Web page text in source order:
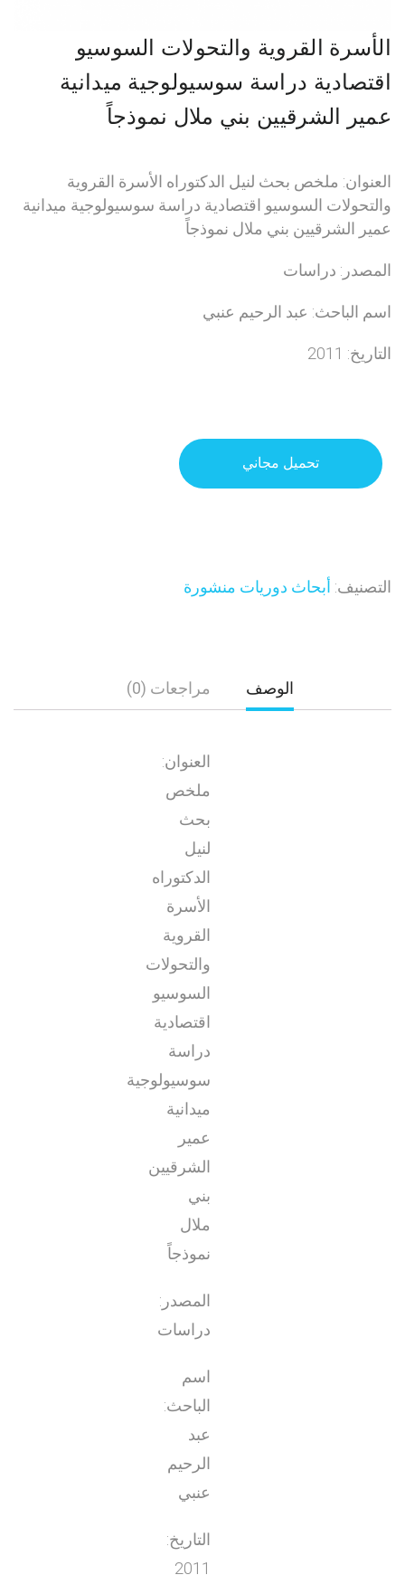
الأسرة القروية والتحولات السوسيو
اقتصادية دراسة سوسيولوجية ميدانية
عمير الشرقيين بني ملال نموذجاً
العنوان: ملخص بحث لنيل الدكتوراه الأسرة القروية
والتحولات السوسيو اقتصادية دراسة سوسيولوجية ميدانية
عمير الشرقيين بني ملال نموذجاً
المصدر: دراسات
اسم الباحث: عبد الرحيم عنبي
التاريخ: 2011
تحميل مجاني
التصنيف: أبحاث دوريات منشورة
الوصف مراجعات (0)
العنوان:
ملخص
بحث
لنيل
الدكتوراه
الأسرة
القروية
والتحولات
السوسيو
اقتصادية
دراسة
سوسيولوجية
ميدانية
عمير
الشرقيين
بني
ملال
نموذجاً
المصدر:
دراسات
اسم
الباحث:
عبد
الرحيم
عنبي
التاريخ:
2011